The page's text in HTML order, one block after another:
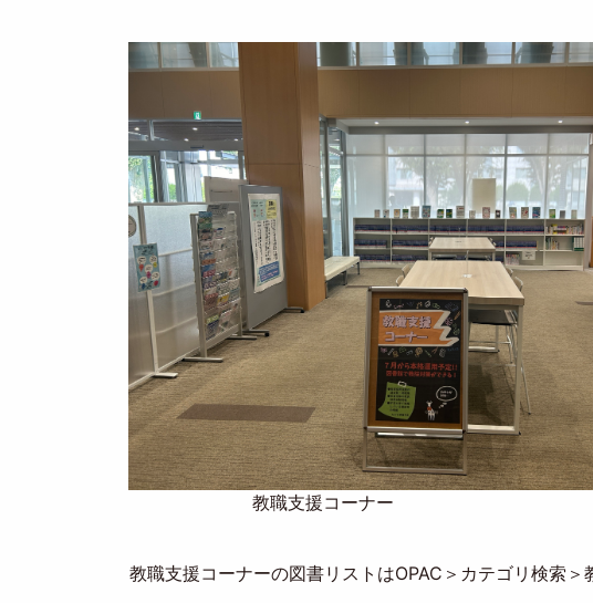
Image
教職支援コーナー
教職支援コーナーの図書リストはOPAC＞カテゴリ検索＞